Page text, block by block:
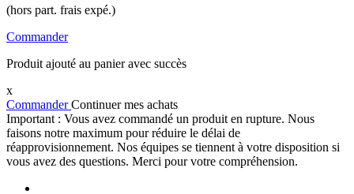
(hors part. frais expé.)
Commander
Produit ajouté au panier avec succès
x
CommanderContinuer mes achats
Important : Vous avez commandé un produit en rupture. Nous
faisons notre maximum pour réduire le délai de
réapprovisionnement. Nos équipes se tiennent à votre disposition si
vous avez des questions. Merci pour votre compréhension.